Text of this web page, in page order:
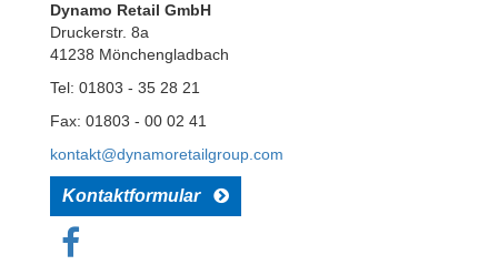
Dynamo Retail GmbH
Druckerstr. 8a
41238 Mönchengladbach
Tel: 01803 - 35 28 21
Fax: 01803 - 00 02 41
kontakt@dynamoretailgroup.com
Kontaktformular